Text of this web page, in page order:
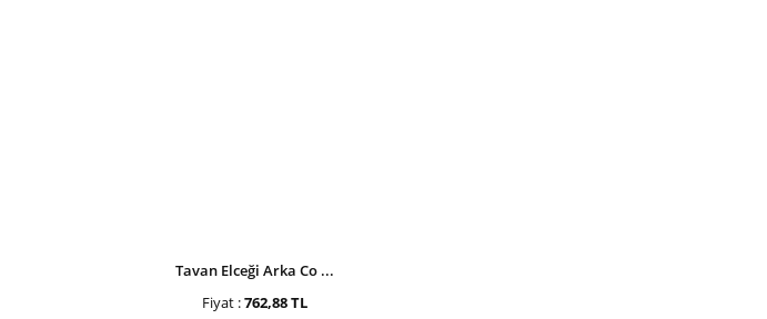
Tavan Elceği Arka Co ...
Fiyat :762,88 TL